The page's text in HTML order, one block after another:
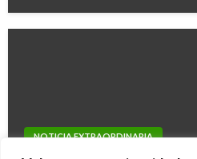
NOTICIA EXTRAORDINARIA